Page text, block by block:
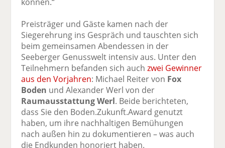
Preisträger und Gäste kamen nach der
Siegerehrung ins Gespräch und tauschten sich
beim gemeinsamen Abendessen in der
Seeberger Genusswelt intensiv aus. Unter den
Teilnehmern befanden sich auchzwei Gewinner
aus den Vorjahren: Michael Reiter von Fox
Boden und Alexander Werl von der
Raumausstattung Werl. Beide berichteten,
dass Sie den Boden.Zukunft.Award genutzt
haben, um ihre nachhaltigen Bemühungen
nach außen hin zu dokumentieren – was auch
die Endkunden honoriert haben.